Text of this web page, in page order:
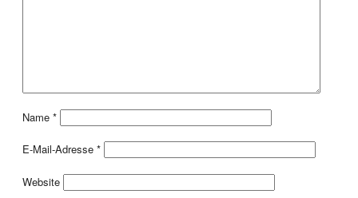
Name *
E-Mail-Adresse *
Website